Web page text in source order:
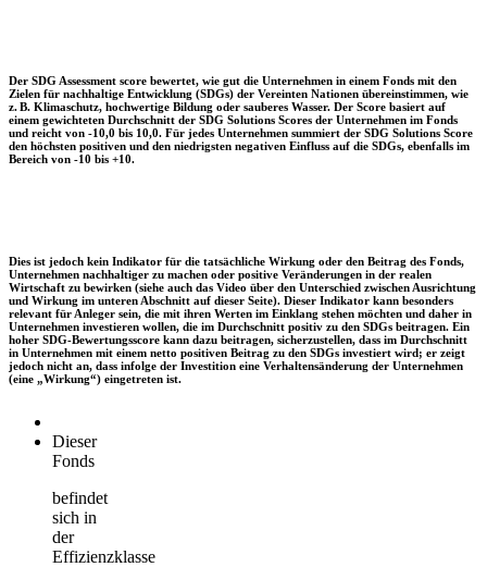
Der SDG Assessment score bewertet, wie gut die Unternehmen in einem Fonds mit den
Zielen für nachhaltige Entwicklung (SDGs) der Vereinten Nationen übereinstimmen, wie
z. B. Klimaschutz, hochwertige Bildung oder sauberes Wasser. Der Score basiert auf
einem gewichteten Durchschnitt der SDG Solutions Scores der Unternehmen im Fonds
und reicht von -10,0 bis 10,0. Für jedes Unternehmen summiert der SDG Solutions Score
den höchsten positiven und den niedrigsten negativen Einfluss auf die SDGs, ebenfalls im
Bereich von -10 bis +10.
Dies ist jedoch kein Indikator für die tatsächliche Wirkung oder den Beitrag des Fonds,
Unternehmen nachhaltiger zu machen oder positive Veränderungen in der realen
Wirtschaft zu bewirken (siehe auch das Video über den Unterschied zwischen Ausrichtung
und Wirkung im unteren Abschnitt auf dieser Seite). Dieser Indikator kann besonders
relevant für Anleger sein, die mit ihren Werten im Einklang stehen möchten und daher in
Unternehmen investieren wollen, die im Durchschnitt positiv zu den SDGs beitragen. Ein
hoher SDG-Bewertungsscore kann dazu beitragen, sicherzustellen, dass im Durchschnitt
in Unternehmen mit einem netto positiven Beitrag zu den SDGs investiert wird; er zeigt
jedoch nicht an, dass infolge der Investition eine Verhaltensänderung der Unternehmen
(eine „Wirkung“) eingetreten ist.
Dieser
Fonds
befindet
sich in
der
Effizienzklasse